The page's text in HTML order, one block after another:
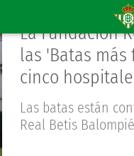
La Fundación
las 'Batas
cinco
Las batas están
Real Betis